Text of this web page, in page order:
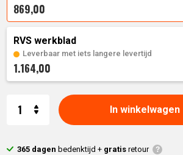
869,00
RVS werkblad
1.164,00
Leverbaar met iets langere levertijd
In winkelwagen
365 dagen bedenktijd + gratisretour